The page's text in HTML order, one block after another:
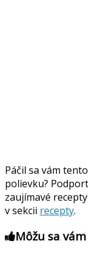
Páčil sa vám tento
polievku?
zaujímavé
v sekcii recepty.
Môžu sa